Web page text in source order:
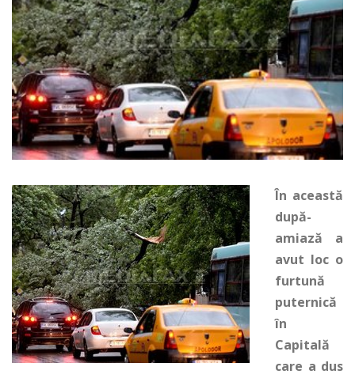
În această
după-
amiază a
avut loc o
furtună
puternică
în
Capitală
care a dus